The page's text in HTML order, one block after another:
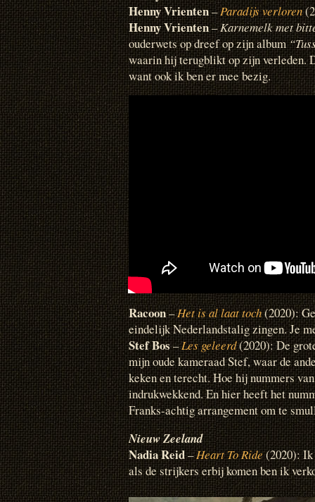
Henny Vrienten–Paradijs verloren
Henny Vrienten–Karnemelk met
ouderwets op dreef op zijn album
waarin hij terugblikt op zijn verleden.
want ook ik ben er mee bezig.
Racoon–Het is al laat toch(2020):
eindelijk Nederlandstalig zingen. Je
Stef Bos–Les geleerd(2020): De
mijn oude kameraad Stef, waar de
keken en terecht. Hoe hij nummers
indrukwekkend. En hier heeft het
Franks-achtig arrangement om te
Nieuw Zeeland
Nadia Reid–Heart To Ride(2020): Ik
als de strijkers erbij komen ben ik